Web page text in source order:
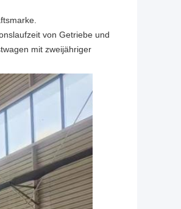
von Getriebe und
mit zweijähriger